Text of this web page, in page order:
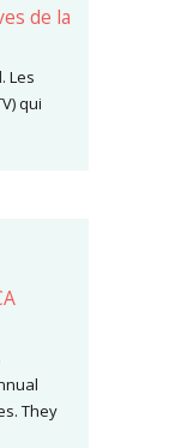
de la
Les
qui
They